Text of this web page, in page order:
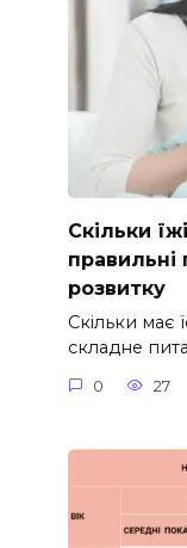
Скільки
правильні
розвитку
Скільки має
складне
0 27